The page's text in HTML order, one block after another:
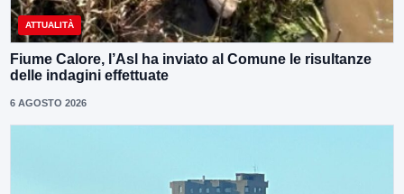
ATTUALITÀ
Fiume Calore, l’Asl ha inviato al Comune le risultanze
delle indagini effettuate
6 AGOSTO 2026